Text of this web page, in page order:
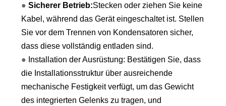
● Sicherer Betrieb:Stecken oder ziehen Sie keine
Kabel, während das Gerät eingeschaltet ist. Stellen
Sie vor dem Trennen von Kondensatoren sicher,
dass diese vollständig entladen sind.
● Installation der Ausrüstung: Bestätigen Sie, dass
die Installationsstruktur über ausreichende
mechanische Festigkeit verfügt, um das Gewicht
des integrierten Gelenks zu tragen, und